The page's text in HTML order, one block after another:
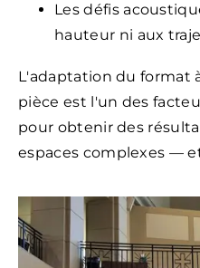
Les défis
hauteur ni aux
L'adaptation du format
pièce est l'un des
pour obtenir des
espaces complexes —